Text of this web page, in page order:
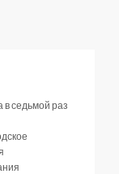
в седьмой раз